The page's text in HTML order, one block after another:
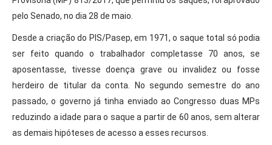
pelo Senado, no dia 28 de maio.
Desde a criação do PIS/Pasep, em 1971, o saque total só podia
ser feito quando o trabalhador completasse 70 anos, se
aposentasse, tivesse doença grave ou invalidez ou fosse
herdeiro de titular da conta. No segundo semestre do ano
passado, o governo já tinha enviado ao Congresso duas MPs
reduzindo a idade para o saque a partir de 60 anos, sem alterar
as demais hipóteses de acesso a esses recursos.